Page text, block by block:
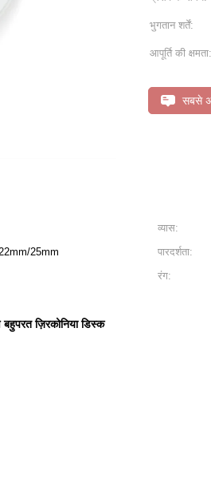
भुगतान शर्तें:
आपूर्ति की क्षमता:
सबसे
व्यास:
25mm पारदर्शता:
रंग:
बहुपरत ज़िरकोनिया डिस्क